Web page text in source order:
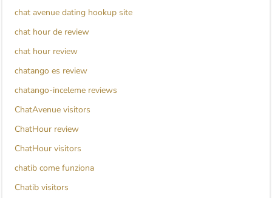
chat avenue dating hookup site
chat hour de review
chat hour review
chatango es review
chatango-inceleme reviews
ChatAvenue visitors
ChatHour review
ChatHour visitors
chatib come funziona
Chatib visitors